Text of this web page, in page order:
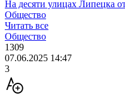
На десяти улицах Липецка
Общество
Читать все
Общество
1309
07.06.2025 14:47
3